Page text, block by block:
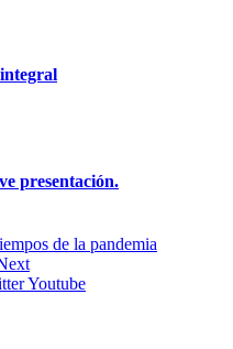
presentación.
de la pandemia
Youtube